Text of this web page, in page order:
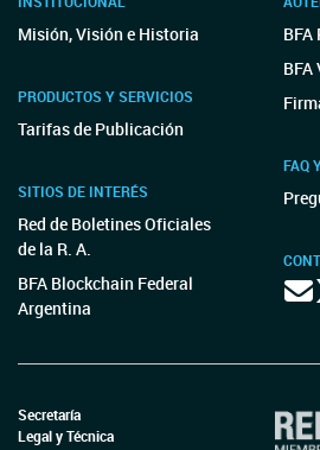
Misión, Visión e Historia
PRODUCTOS Y SERVICIOS
Tarifas de Publicación
SITIOS DE INTERÉS
Red de Boletines Oficiales
de la R. A.
BFA Blockchain Federal
Argentina
FAQ
Secretaría
Legal y Técnica